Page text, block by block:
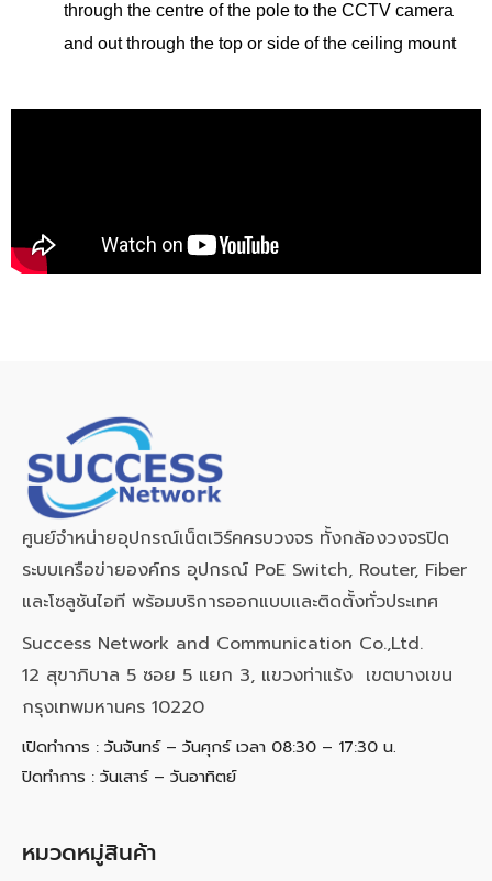
through the centre of the pole to the CCTV camera
and out through the top or side of the ceiling mount
ศูนย์จำหน่ายอุปกรณ์เน็ตเวิร์คครบวงจร ทั้งกล้องวงจรปิด
ระบบเครือข่ายองค์กร อุปกรณ์ PoE Switch, Router, Fiber
และโซลูชันไอที พร้อมบริการออกแบบและติดตั้งทั่วประเทศ
Success Network and Communication Co.,Ltd.
12 สุขาภิบาล 5 ซอย 5 แยก 3, แขวงท่าแร้ง เขตบางเขน
กรุงเทพมหานคร 10220
เปิดทำการ : วันจันทร์ – วันศุกร์ เวลา 08:30 – 17:30 น.
ปิดทำการ : วันเสาร์ – วันอาทิตย์
หมวดหมู่สินค้า